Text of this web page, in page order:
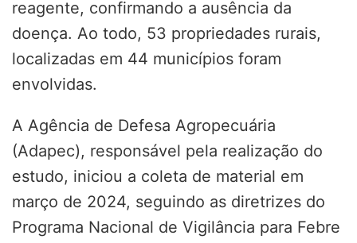
reagente, confirmando a ausência da
doença. Ao todo, 53 propriedades rurais,
localizadas em 44 municípios foram
envolvidas.
A Agência de Defesa Agropecuária
(Adapec), responsável pela realização do
estudo, iniciou a coleta de material em
março de 2024, seguindo as diretrizes do
Programa Nacional de Vigilância para Febre